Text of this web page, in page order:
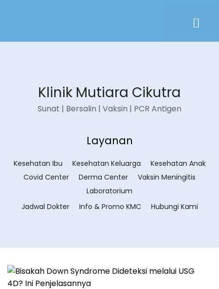
Klinik Mutiara Cikutra
Sunat | Bersalin | Vaksin | PCR Antigen
Layanan
Kesehatan Ibu Kesehatan Keluarga
Kesehatan Anak
Covid Center
Derma Center
Vaksin Meningitis
Laboratorium
Jadwal Dokter
Info & Promo KMC Hubungi Kami